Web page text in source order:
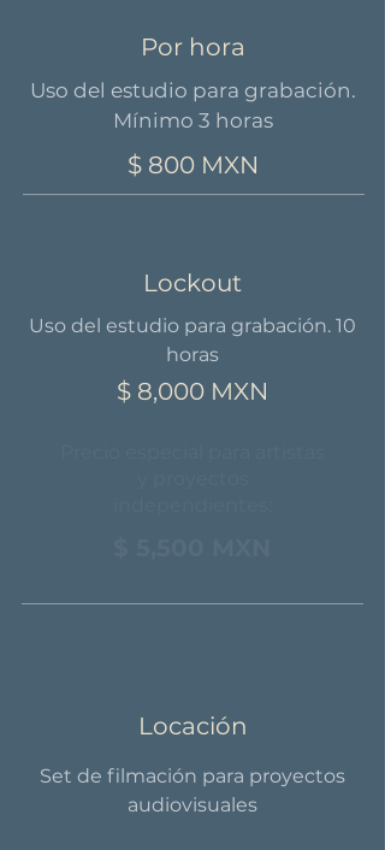
Por hora
Uso del estudio para grabación.
Mínimo 3 horas
$ 800 MXN
Lockout
Uso del estudio para grabación. 10
horas
$ 8,000 MXN
Locación
Set de filmación para proyectos
audiovisuales